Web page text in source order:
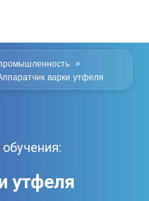
>
варки утфеля
утфеля